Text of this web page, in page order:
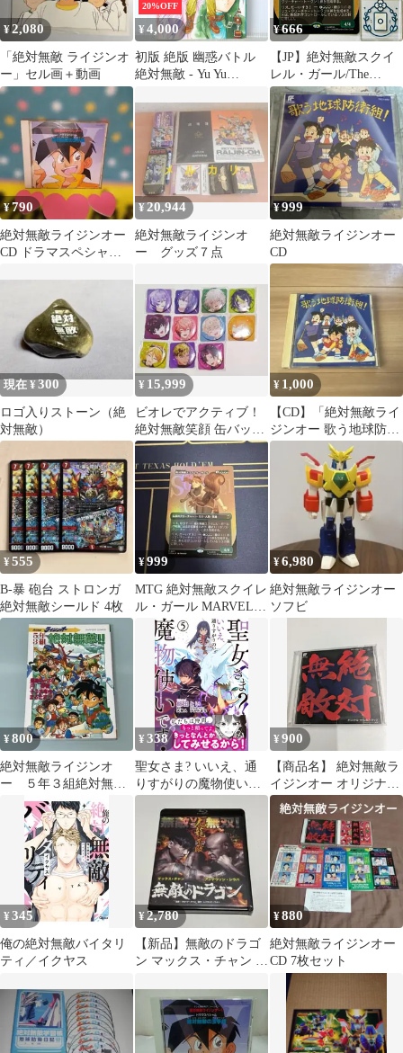
¥2,080
「絶対無敵 ライジンオ
ー」セル画＋動画
20%OFF
¥4,000
初版 絶版 幽惑バトル
絶対無敵 - Yu Yu
Comic: Yuwaku Battle
Zettai Muteki!! 1996年
¥666
【JP】絶対無敵スクイ
レル・ガール/The
Unbeatable Squirrel
Girl【R】(MSH-BF-371)
マーベル スーパー・ヒ
ーローズ ブースター・
ファン 日本語版【1
枚】
¥790
絶対無敵ライジンオー
CD ドラマスペシャル
¥20,944
絶対無敵ライジンオ
ー グッズ７点
¥999
絶対無敵ライジンオー
CD
現在 ¥300
ロゴ入りストーン（絶
対無敵）
¥ 15,999
ビオレでアクティブ！
絶対無敵笑顔 缶バッジ
コンプリートセット
¥ 1,000
【CD】「絶対無敵ライ
ジンオー 歌う地球防衛
組!」サントラ
¥555
B-暴 砲台 ストロンガ
絶対無敵シールド 4枚
¥999
MTG 絶対無敵スクイレ
ル・ガール MARVELコ
ラボ 日本語版 1枚
¥6,980
絶対無敵ライジンオー
ソフビ
¥800
絶対無敵ライジンオ
ー ５年３組絶対無
敵！！ アンソロジー
¥338
聖女さま? いいえ、通
りすがりの魔物使いで
す! ~絶対無敵の聖女は
モフモフと旅をする~
(5) (電撃コミックス
NEXT)
¥900
【商品名】 絶対無敵ラ
イジンオー オリジナル
サウンドトラック CD
アニメ サントラ 管理
7M 2026/07/03
¥345
俺の絶対無敵バイタリ
ティ／イクヤス
¥2,780
【新品】無敵のドラゴ
ン マックス・チャン フ
Blu-ray
¥880
絶対無敵ライジンオー
CD 7枚セット